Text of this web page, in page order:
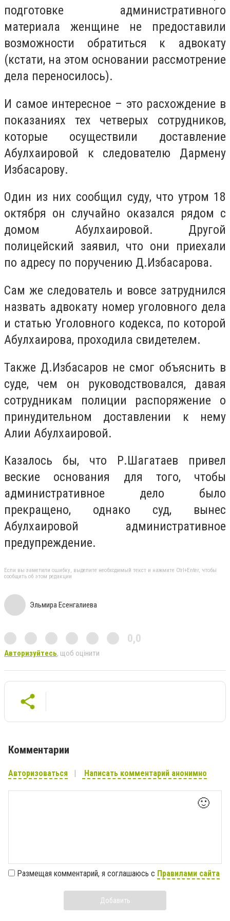
подготовке административного
материала женщине не предоставили
возможности обратиться к адвокату
(кстати, на этом основании рассмотрение
дела переносилось).
И самое интересное – это расхождение в
показаниях тех четверых сотрудников,
которые осуществили доставление
Абулхаировой к следователю Дармену
Избасарову.
Один из них сообщил суду, что утром 18
октября он случайно оказался рядом с
домом Абулхаировой. Другой
полицейский заявил, что они приехали
по адресу по поручению Д.Избасарова.
Сам же следователь и вовсе затруднился
назвать адвокату номер уголовного дела
и статью Уголовного кодекса, по которой
Абулхаирова, проходила свидетелем.
Также Д.Избасаров не смог объяснить в
суде, чем он руководствовался, давая
сотрудникам полиции распоряжение о
принудительном доставлении к нему
Алии Абулхаировой.
Казалось бы, что Р.Шагатаев привел
веские основания для того, чтобы
административное дело было
прекращено, однако суд, вынес
Абулхаировой административное
предупреждение.
Если вы заметили ошибку, выделите необходимый текст и нажмите Ctrl+Enter, чтобы
сообщить об этом редакции
Эльмира Есенгалиева
0,0
Авторизуйтесь, щоб оцінити
Комментарии
Авторизоваться Написать комментарий анонимно
🙂
Размещая комментарий, я соглашаюсь с Правилами сайта
Добавить